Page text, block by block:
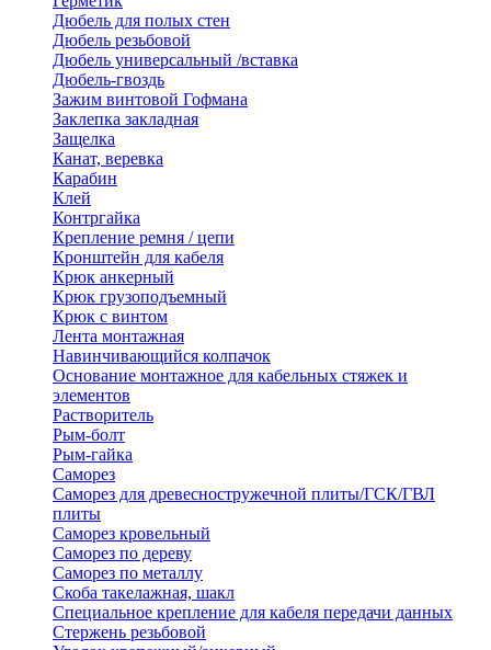
Дюбель для полых стен
Дюбель резьбовой
Дюбель универсальный /вставка
Дюбель-гвоздь
Зажим винтовой Гофмана
Заклепка закладная
Защелка
Канат, веревка
Карабин
Клей
Контргайка
Крепление ремня / цепи
Кронштейн для кабеля
Крюк анкерный
Крюк грузоподъемный
Крюк с винтом
Лента монтажная
Навинчивающийся колпачок
Основание монтажное для кабельных стяжек и
элементов
Растворитель
Рым-болт
Рым-гайка
Саморез
Саморез для древесностружечной плиты/ГСК/ГВЛ
плиты
Саморез кровельный
Саморез по дереву
Саморез по металлу
Скоба такелажная, шакл
Специальное крепление для кабеля передачи данных
Стержень резьбовой